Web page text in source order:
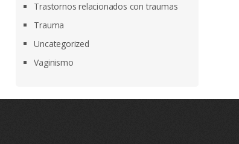
Trastornos relacionados con traumas
Trauma
Uncategorized
Vaginismo